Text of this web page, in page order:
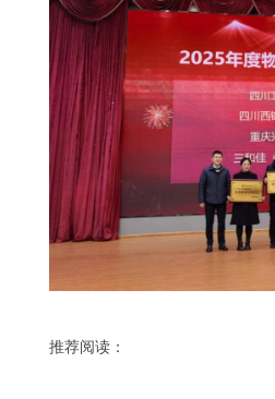
推荐阅读：